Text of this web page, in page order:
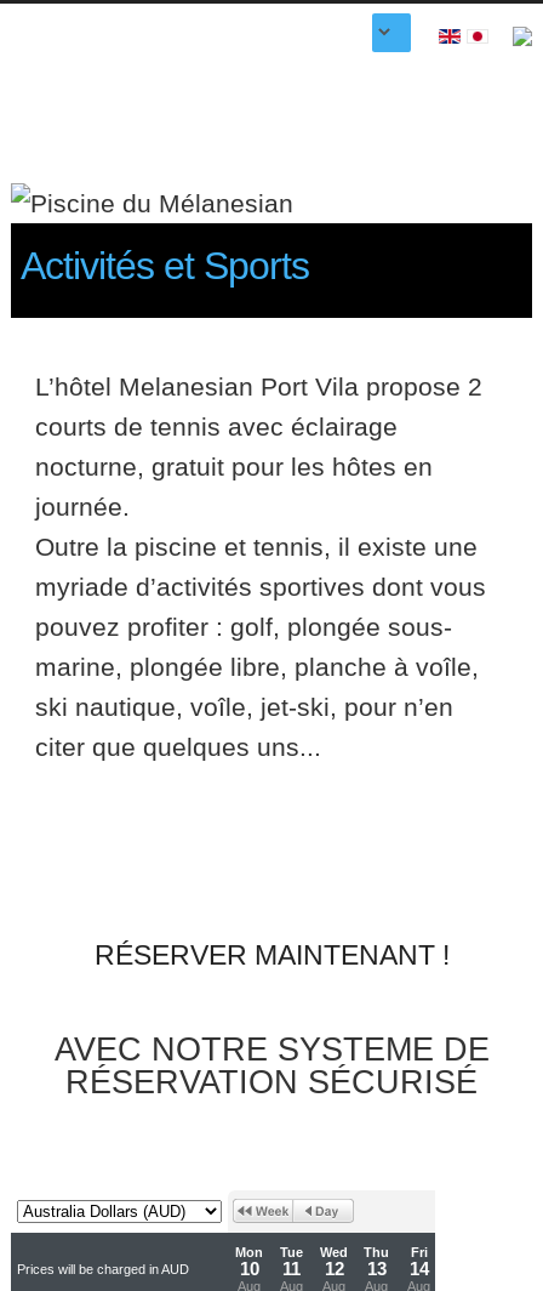
Activités et Sports
L’hôtel Melanesian Port Vila propose 2
courts de tennis avec éclairage
nocturne, gratuit pour les hôtes en
journée.
Outre la piscine et tennis, il existe une
myriade d’activités sportives dont vous
pouvez profiter : golf, plongée sous-
marine, plongée libre, planche à voîle,
ski nautique, voîle, jet-ski, pour n’en
citer que quelques uns...
RÉSERVER MAINTENANT !
AVEC NOTRE SYSTEME DE
RÉSERVATION SÉCURISÉ